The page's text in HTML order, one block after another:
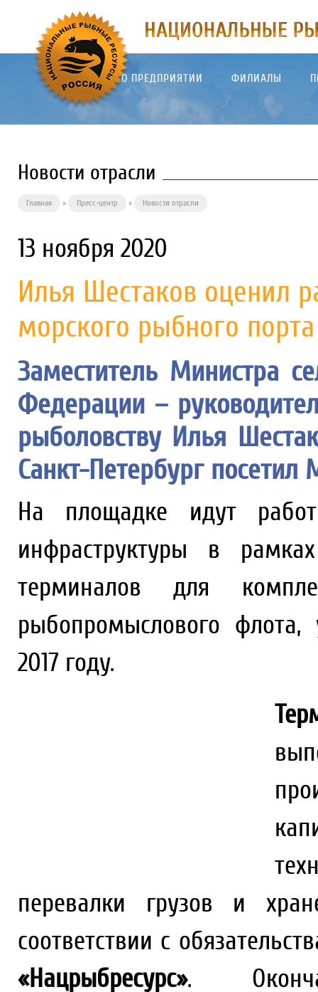
О ПРЕДПРИЯТИИ ФИЛИАЛЫ
Новости отрасли
Главная » Пресс-центр » Новости отрасли
13 ноября 2020
Илья Шестаков оценил
морского рыбного
Заместитель Министра
Федерации –
рыболовству Илья
Санкт-Петербург
На площадке идут
инфраструктуры в
терминалов для
рыбопромыслового
2017 году.
перевалки грузов и
соответствии с
«Нацрыбресурс».